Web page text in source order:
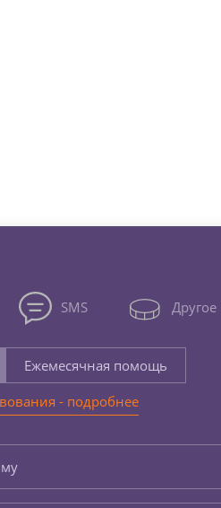
SMS Другое
Ежемесячная помощь
- подробнее